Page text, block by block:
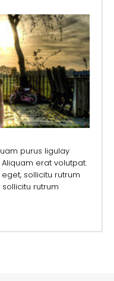
purus ligulay
erat volutpat.
sollicitu rutrum
rutrum